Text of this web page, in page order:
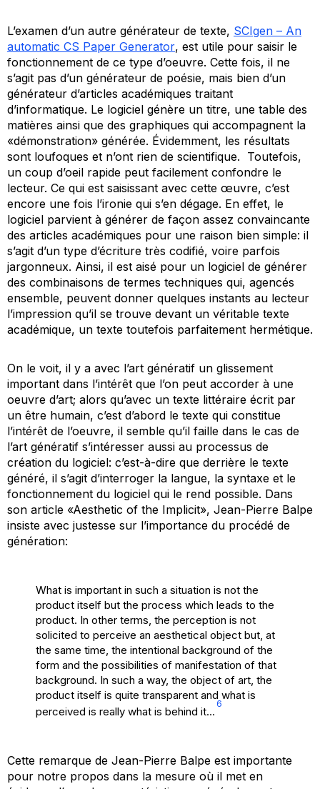
L’examen d’un autre générateur de texte, SCIgen – An
automatic CS Paper Generator, est utile pour saisir le
fonctionnement de ce type d’oeuvre. Cette fois, il ne
s’agit pas d’un générateur de poésie, mais bien d’un
générateur d’articles académiques traitant
d’informatique. Le logiciel génère un titre, une table des
matières ainsi que des graphiques qui accompagnent la
«démonstration» générée. Évidemment, les résultats
sont loufoques et n’ont rien de scientifique. Toutefois,
un coup d’oeil rapide peut facilement confondre le
lecteur. Ce qui est saisissant avec cette œuvre, c’est
encore une fois l’ironie qui s’en dégage. En effet, le
logiciel parvient à générer de façon assez convaincante
des articles académiques pour une raison bien simple: il
s’agit d’un type d’écriture très codifié, voire parfois
jargonneux. Ainsi, il est aisé pour un logiciel de générer
des combinaisons de termes techniques qui, agencés
ensemble, peuvent donner quelques instants au lecteur
l’impression qu’il se trouve devant un véritable texte
académique, un texte toutefois parfaitement hermétique.
On le voit, il y a avec l’art génératif un glissement
important dans l’intérêt que l’on peut accorder à une
oeuvre d’art; alors qu’avec un texte littéraire écrit par
un être humain, c’est d’abord le texte qui constitue
l’intérêt de l’oeuvre, il semble qu’il faille dans le cas de
l’art génératif s’intéresser aussi au processus de
création du logiciel: c’est-à-dire que derrière le texte
généré, il s’agit d’interroger la langue, la syntaxe et le
fonctionnement du logiciel qui le rend possible. Dans
son article «Aesthetic of the Implicit», Jean-Pierre Balpe
insiste avec justesse sur l’importance du procédé de
génération:
What is important in such a situation is not the
product itself but the process which leads to the
product. In other terms, the perception is not
solicited to perceive an aesthetical object but, at
the same time, the intentional background of the
form and the possibilities of manifestation of that
background. In such a way, the object of art, the
product itself is quite transparent and what is
perceived is really what is behind it…
6
Cette remarque de Jean-Pierre Balpe est importante
pour notre propos dans la mesure où il met en